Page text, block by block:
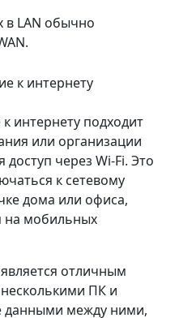
в LAN обычно
интернету подходит
или организации
через Wi-Fi. Это
к сетевому
дома или офиса,
на мобильных
отличным
ПК и
данными между ними,